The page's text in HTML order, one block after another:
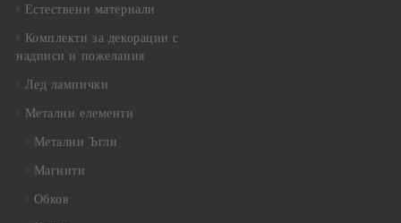
Естествени материали
Комплекти за декорации с
надписи и пожелания
Лед лампички
Метални елементи
Метални Ъгли
Магнити
Обков